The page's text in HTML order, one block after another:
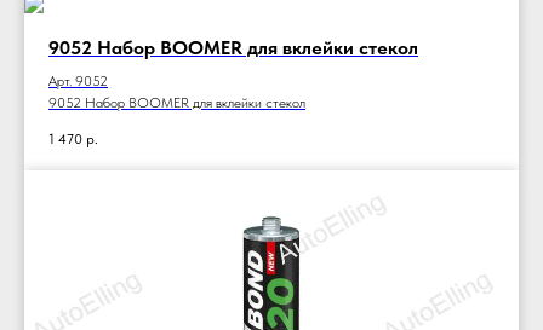
9052 Набор BOOMER для вклейки стекол
Арт. 9052
9052 Набор BOOMER для вклейки стекол
1 470 р.